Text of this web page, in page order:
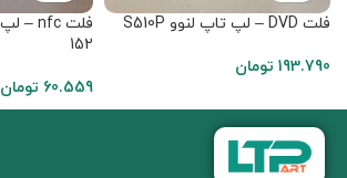
فلت DVD – لپ تاپ لنوو S510P
193.790 تومان
152
60.559 تومان